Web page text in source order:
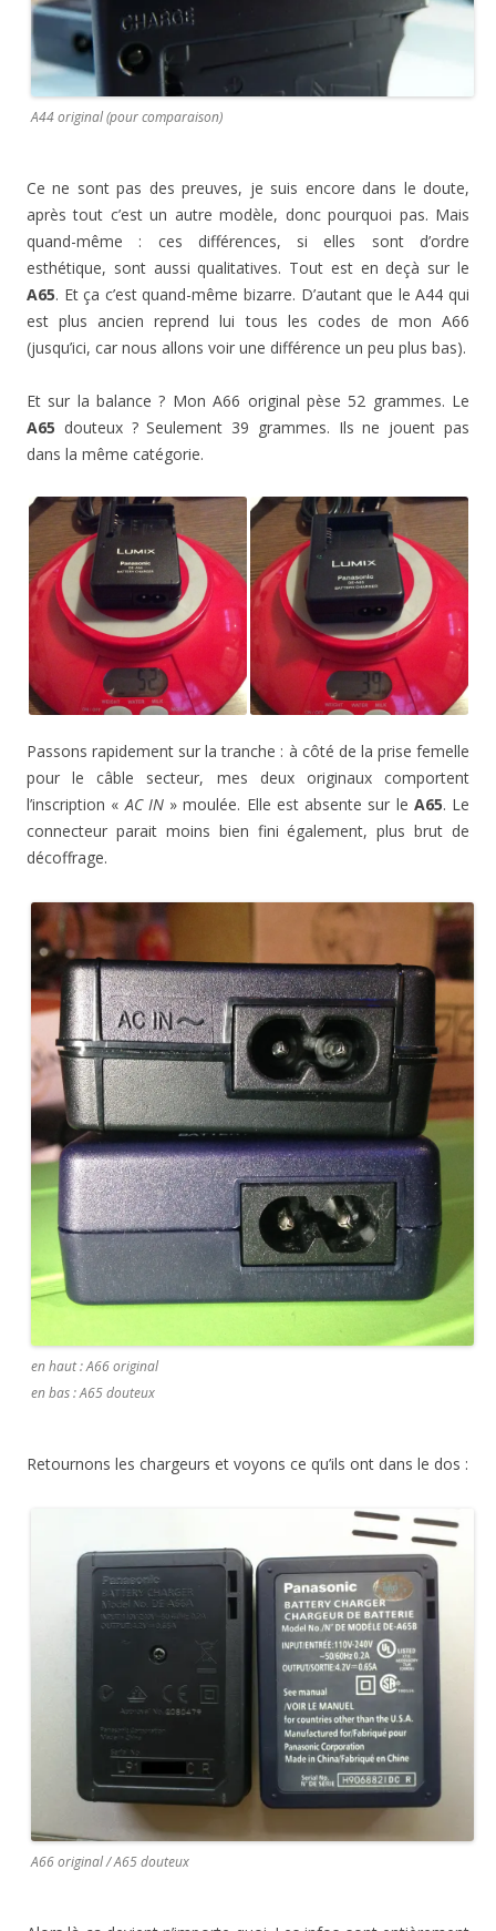
A44 original (pour comparaison)
Ce ne sont pas des preuves, je suis encore dans le doute,
après tout c’est un autre modèle, donc pourquoi pas. Mais
quand-même : ces différences, si elles sont d’ordre
esthétique, sont aussi qualitatives. Tout est en deçà sur le
A65. Et ça c’est quand-même bizarre. D’autant que le A44 qui
est plus ancien reprend lui tous les codes de mon A66
(jusqu’ici, car nous allons voir une différence un peu plus bas).
Et sur la balance ? Mon A66 original pèse 52 grammes. Le
A65 douteux ? Seulement 39 grammes. Ils ne jouent pas
dans la même catégorie.
Passons rapidement sur la tranche : à côté de la prise femelle
pour le câble secteur, mes deux originaux comportent
l’inscription «AC IN» moulée. Elle est absente sur le A65. Le
connecteur parait moins bien fini également, plus brut de
décoffrage.
en haut : A66 original
en bas : A65 douteux
Retournons les chargeurs et voyons ce qu’ils ont dans le dos :
A66 original / A65 douteux